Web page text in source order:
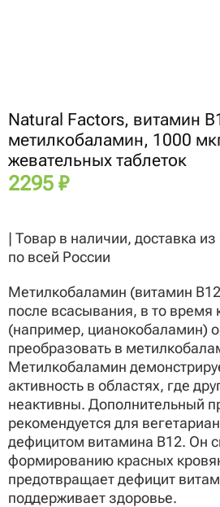
Natural Factors, витамин
метилкобаламин, 1000
жевательных таблеток
2295 ₽
| Товар в наличии, доставка
по всей России
Метилкобаламин (витамин
после всасывания, в то время
(например, цианокобаламин)
преобразовать в
Метилкобаламин
активность в областях, где
неактивны. Дополнительный
рекомендуется для
дефицитом витамина B12. Он
формированию красных
предотвращает дефицит
поддерживает здоровье.